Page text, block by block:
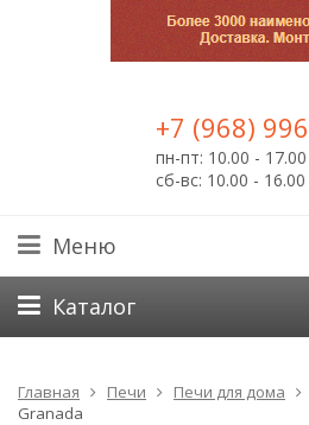
+7 (968)
пн-пт: 10.00 - 17.00
сб-вс: 10.00 - 16.00
Меню
Каталог
Главная Печи Печи для дома
Granada